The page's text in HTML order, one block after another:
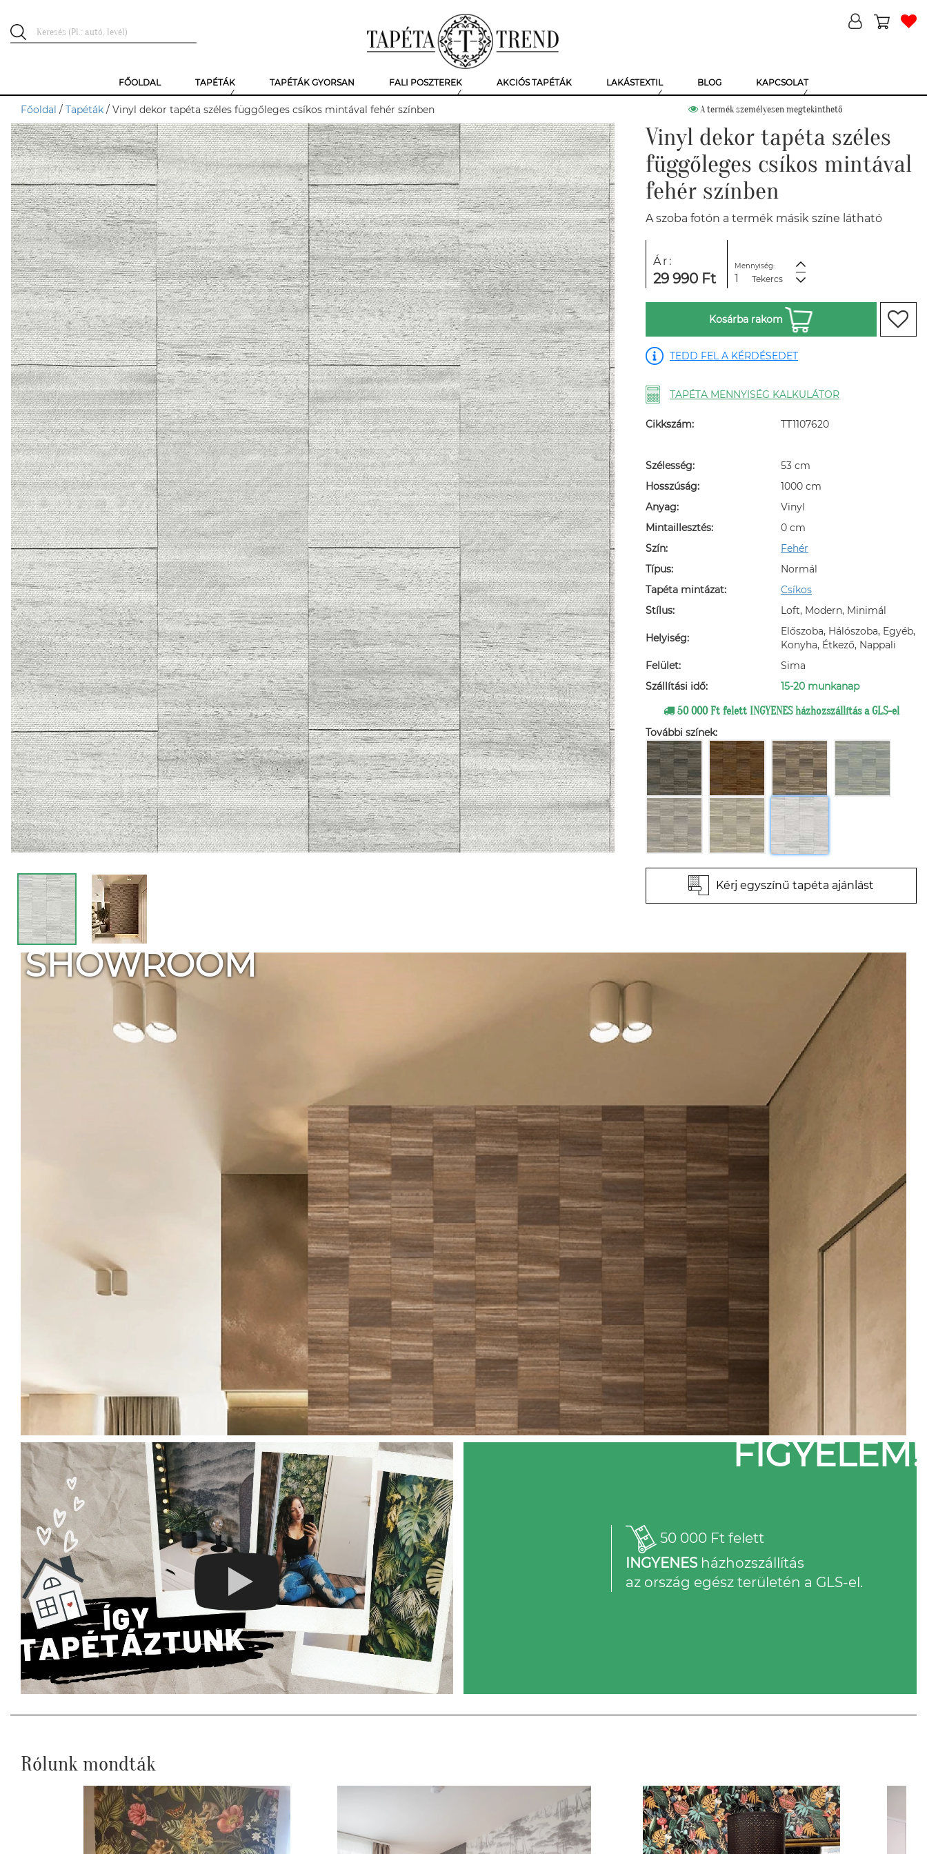
FŐOLDAL TAPÉTÁK TAPÉTÁK GYORSAN FALI POSZTEREK AKCIÓS TAPÉTÁK LAKÁSTEXTIL BLOG KAPCSOLAT
Főoldal / Tapéták / Vinyl dekor tapéta széles függőleges csíkos mintával fehér színben A termék személyesen megtekinthető
Vinyl dekor tapéta széles
függőleges csíkos mintával
fehér színben
A szoba fotón a termék másik színe látható
Ár:
29 990 Ft
Mennyiség:
Tekercs
Kosárba rakom
TEDD FEL A KÉRDÉSEDET
TAPÉTA MENNYISÉG KALKULÁTOR
Cikkszám: TT1107620
Szélesség:
53 cm
Hosszúság:
1000 cm
Anyag:
Vinyl
Mintaillesztés:
0 cm
Szín:
Fehér
Típus:
Normál
Tapéta mintázat:
Csíkos
Stílus:
Loft, Modern, Minimál
Helyiség:
Előszoba, Hálószoba, Egyéb,
Konyha, Étkező, Nappali
Felület:
Sima
Szállítási idő:
15-20 munkanap
50 000 Ft felett INGYENES házhozszállítás a GLS-el
További színek:
Kérj egyszínű tapéta ajánlást
SHOWROOM
FIGYELEM!
50 000 Ft felett
INGYENESházhozszállítás
az ország egész területén a GLS-el.
Rólunk mondták